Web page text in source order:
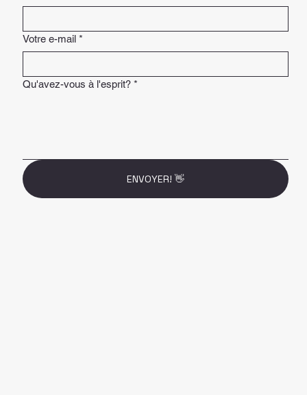
Votre e-mail *
Qu'avez-vous à l'esprit? *
ENVOYER! 👋